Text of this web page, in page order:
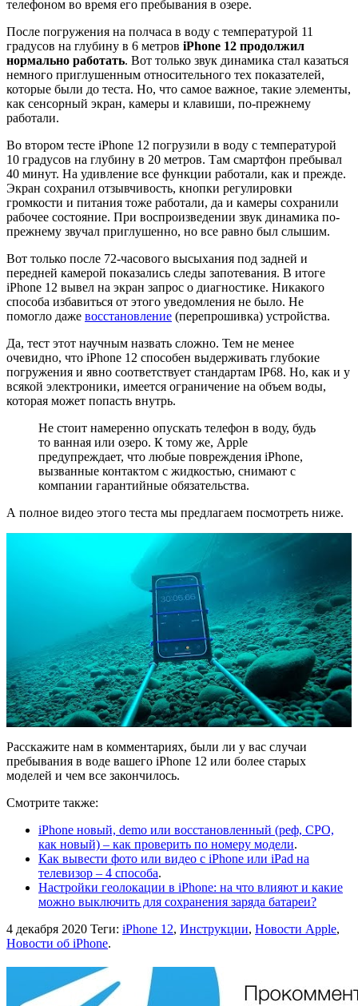
телефоном во время его пребывания в озере.
После погружения на полчаса в воду с температурой 11
градусов на глубину в 6 метров iPhone 12 продолжил
нормально работать. Вот только звук динамика стал казаться
немного приглушенным относительного тех показателей,
которые были до теста. Но, что самое важное, такие элементы,
как сенсорный экран, камеры и клавиши, по-прежнему
работали.
Во втором тесте iPhone 12 погрузили в воду с температурой
10 градусов на глубину в 20 метров. Там смартфон пребывал
40 минут. На удивление все функции работали, как и прежде.
Экран сохранил отзывчивость, кнопки регулировки
громкости и питания тоже работали, да и камеры сохранили
рабочее состояние. При воспроизведении звук динамика по-
прежнему звучал приглушенно, но все равно был слышим.
Вот только после 72-часового высыхания под задней и
передней камерой показались следы запотевания. В итоге
iPhone 12 вывел на экран запрос о диагностике. Никакого
способа избавиться от этого уведомления не было. Не
помогло даже восстановление (перепрошивка) устройства.
Да, тест этот научным назвать сложно. Тем не менее
очевидно, что iPhone 12 способен выдерживать глубокие
погружения и явно соответствует стандартам IP68. Но, как и у
всякой электроники, имеется ограничение на объем воды,
которая может попасть внутрь.
Не стоит намеренно опускать телефон в воду, будь
то ванная или озеро. К тому же, Apple
предупреждает, что любые повреждения iPhone,
вызванные контактом с жидкостью, снимают с
компании гарантийные обязательства.
А полное видео этого теста мы предлагаем посмотреть ниже.
Расскажите нам в комментариях, были ли у вас случаи
пребывания в воде вашего iPhone 12 или более старых
моделей и чем все закончилось.
Смотрите также:
iPhone новый, demo или восстановленный (реф, CPO,
как новый) – как проверить по номеру модели.
Как вывести фото или видео с iPhone или iPad на
телевизор – 4 способа.
Настройки геолокации в iPhone: на что влияют и какие
можно выключить для сохранения заряда батареи?
4 декабря 2020 Теги: iPhone 12, Инструкции, Новости Apple,
Новости об iPhone.